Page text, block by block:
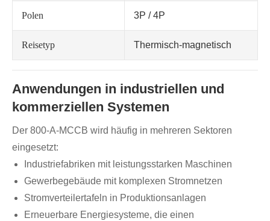
Polen 3P / 4P
Reisetyp Thermisch-magnetisch
Anwendungen in industriellen und
kommerziellen Systemen
Der 800-A-MCCB wird häufig in mehreren Sektoren
eingesetzt:
Industriefabriken mit leistungsstarken Maschinen
Gewerbegebäude mit komplexen Stromnetzen
Stromverteilertafeln in Produktionsanlagen
Erneuerbare Energiesysteme, die einen